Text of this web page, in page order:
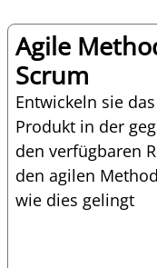
Agile
Scrum
Entwickeln sie
Produkt in der
den verfügbaren
den agilen
wie dies gelingt